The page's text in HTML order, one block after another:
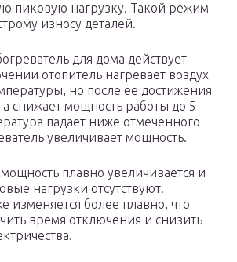
пиковую нагрузку. Такой режим
износу деталей.
для дома действует
отопитель нагревает воздух
но после ее достижения
снижает мощность работы до 5–
падает ниже отмеченного
увеличивает мощность.
плавно увеличивается и
нагрузки отсутствуют.
изменяется более плавно, что
время отключения и снизить